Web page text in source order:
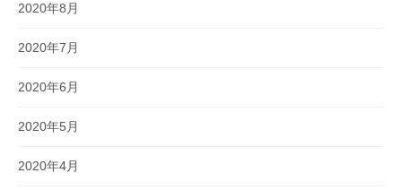
2020年8月
2020年7月
2020年6月
2020年5月
2020年4月